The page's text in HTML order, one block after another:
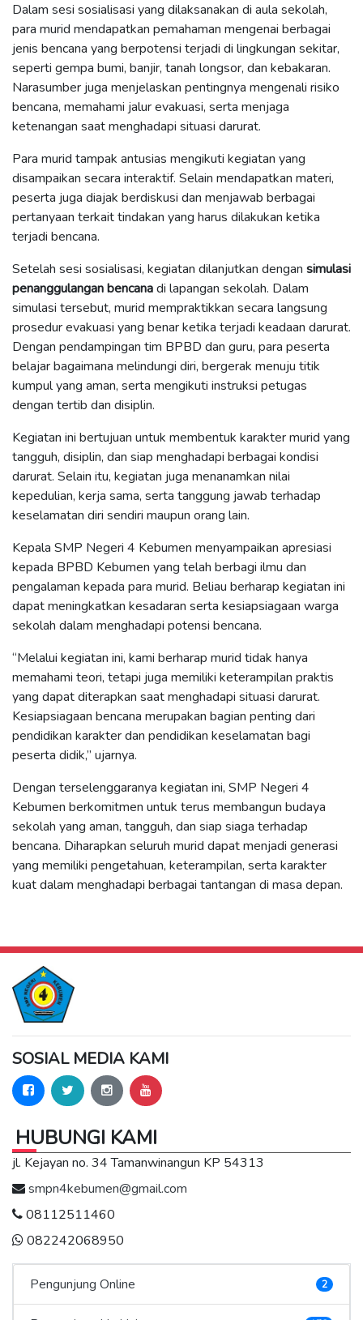
Dalam sesi sosialisasi yang dilaksanakan di aula sekolah,
para murid mendapatkan pemahaman mengenai berbagai
jenis bencana yang berpotensi terjadi di lingkungan sekitar,
seperti gempa bumi, banjir, tanah longsor, dan kebakaran.
Narasumber juga menjelaskan pentingnya mengenali risiko
bencana, memahami jalur evakuasi, serta menjaga
ketenangan saat menghadapi situasi darurat.
Para murid tampak antusias mengikuti kegiatan yang
disampaikan secara interaktif. Selain mendapatkan materi,
peserta juga diajak berdiskusi dan menjawab berbagai
pertanyaan terkait tindakan yang harus dilakukan ketika
terjadi bencana.
Setelah sesi sosialisasi, kegiatan dilanjutkan dengan simulasi
penanggulangan bencanadi lapangan sekolah. Dalam
simulasi tersebut, murid mempraktikkan secara langsung
prosedur evakuasi yang benar ketika terjadi keadaan darurat.
Dengan pendampingan tim BPBD dan guru, para peserta
belajar bagaimana melindungi diri, bergerak menuju titik
kumpul yang aman, serta mengikuti instruksi petugas
dengan tertib dan disiplin.
Kegiatan ini bertujuan untuk membentuk karakter murid yang
tangguh, disiplin, dan siap menghadapi berbagai kondisi
darurat. Selain itu, kegiatan juga menanamkan nilai
kepedulian, kerja sama, serta tanggung jawab terhadap
keselamatan diri sendiri maupun orang lain.
Kepala SMP Negeri 4 Kebumen menyampaikan apresiasi
kepada BPBD Kebumen yang telah berbagi ilmu dan
pengalaman kepada para murid. Beliau berharap kegiatan ini
dapat meningkatkan kesadaran serta kesiapsiagaan warga
sekolah dalam menghadapi potensi bencana.
“Melalui kegiatan ini, kami berharap murid tidak hanya
memahami teori, tetapi juga memiliki keterampilan praktis
yang dapat diterapkan saat menghadapi situasi darurat.
Kesiapsiagaan bencana merupakan bagian penting dari
pendidikan karakter dan pendidikan keselamatan bagi
peserta didik,” ujarnya.
Dengan terselenggaranya kegiatan ini, SMP Negeri 4
Kebumen berkomitmen untuk terus membangun budaya
sekolah yang aman, tangguh, dan siap siaga terhadap
bencana. Diharapkan seluruh murid dapat menjadi generasi
yang memiliki pengetahuan, keterampilan, serta karakter
kuat dalam menghadapi berbagai tantangan di masa depan.
SOSIAL MEDIA KAMI
HUBUNGI KAMI
jl. Kejayan no. 34 Tamanwinangun KP 54313
smpn4kebumen@gmail.com
08112511460
082242068950
Pengunjung Online 2